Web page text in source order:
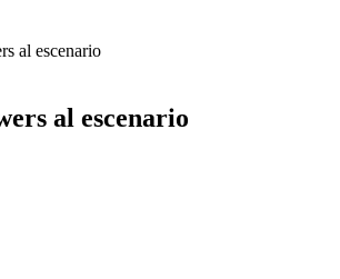
al escenario
al escenario